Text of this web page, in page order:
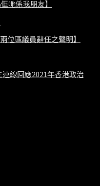
哋係我朋友】
區議員辭任之聲明】
線回應2021年香港政治